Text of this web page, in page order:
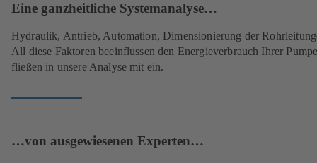
Eine ganzheitliche Systemanalyse…
Hydraulik, Antrieb, Automation, Dimensionierung der
All diese Faktoren beeinflussen den Energieverbrauch Ihrer
fließen in unsere Analyse mit ein.
…von ausgewiesenen Experten…